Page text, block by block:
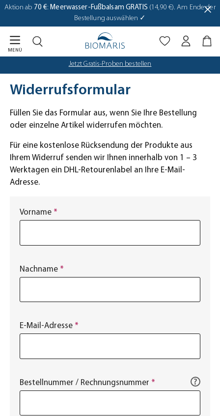
Zum Hauptinhalt springen
Biomaris Cookie-Einstellungen geöffnet
Aktion ab 70 €:Meerwasser-Fußbalsam GRATIS (14,90 €). Am Ende der
Bestellung auswählen ✓
MENÜ
Jetzt Gratis-Proben bestellen
Widerrufsformular
Füllen Sie das Formular aus, wenn Sie Ihre Bestellung
oder einzelne Artikel widerrufen möchten.
Für eine kostenlose Rücksendung der Produkte aus
Ihrem Widerruf senden wir Ihnen innerhalb von 1 – 3
Werktagen ein DHL-Retourenlabel an Ihre E-Mail-
Adresse.
Vorname *
Nachname *
E-Mail-Adresse *
Bestellnummer / Rechnungsnummer * ?